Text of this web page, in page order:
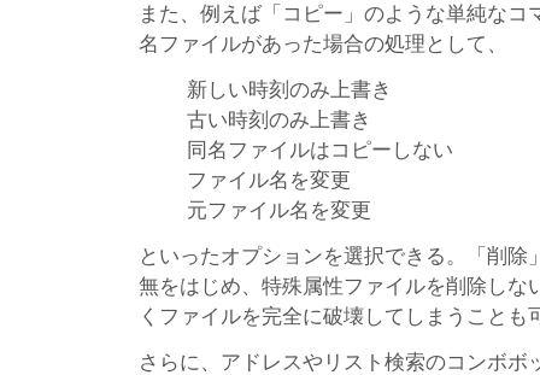
また、例えば「コピー」のような単純なコ
名ファイルがあった場合の処理として、
新しい時刻のみ上書き
古い時刻のみ上書き
同名ファイルはコピーしない
ファイル名を変更
元ファイル名を変更
といったオプションを選択できる。「削除
無をはじめ、特殊属性ファイルを削除しな
くファイルを完全に破壊してしまうことも
さらに、アドレスやリスト検索のコンボボ